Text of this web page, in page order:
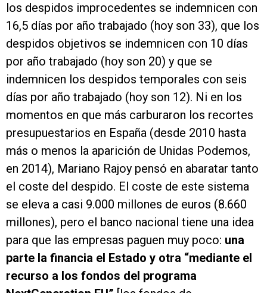
los despidos improcedentes se indemnicen con
16,5 días por año trabajado (hoy son 33), que los
despidos objetivos se indemnicen con 10 días
por año trabajado (hoy son 20) y que se
indemnicen los despidos temporales con seis
días por año trabajado (hoy son 12). Ni en los
momentos en que más carburaron los recortes
presupuestarios en España (desde 2010 hasta
más o menos la aparición de Unidas Podemos,
en 2014), Mariano Rajoy pensó en abaratar tanto
el coste del despido. El coste de este sistema
se eleva a casi 9.000 millones de euros (8.660
millones), pero el banco nacional tiene una idea
para que las empresas paguen muy poco: una
parte la financia el Estado y otra “mediante el
recurso a los fondos del programa